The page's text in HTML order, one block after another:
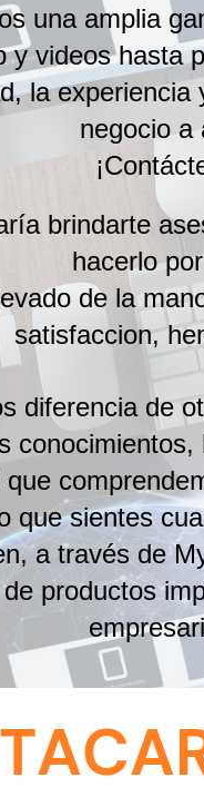
una amplia
y videos hasta
la experiencia
negocio a
brindarte
hacerlo
de la
satisfaccion,
diferencia de
que sientes
a través de
productos